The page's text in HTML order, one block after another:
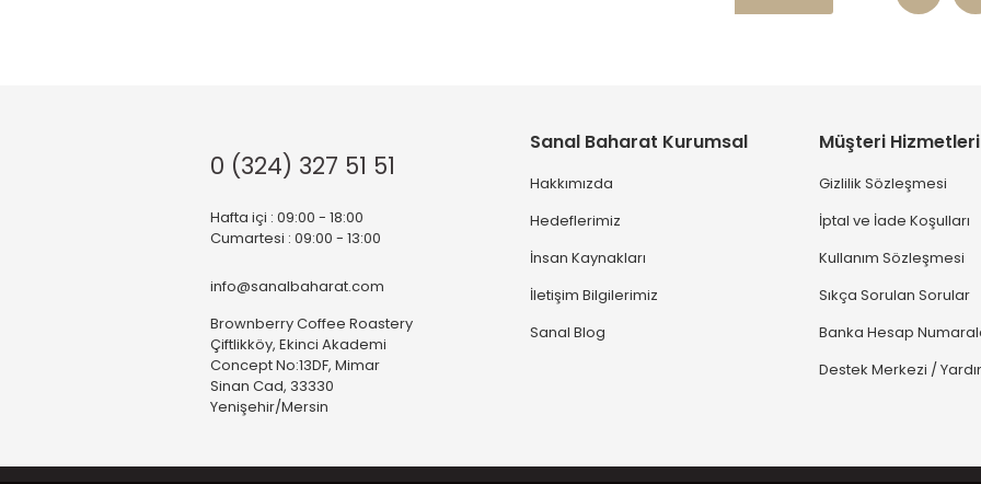
0 (324) 327 51 51
Hafta içi : 09:00 - 18:00
Cumartesi : 09:00 - 13:00
info@sanalbaharat.com
Brownberry Coffee Roastery
Çiftlikköy, Ekinci Akademi
Concept No:13DF, Mimar
Sinan Cad, 33330
Yenişehir/Mersin
Sanal Baharat Kurumsal
Hakkımızda
Hedeflerimiz
İnsan Kaynakları
İletişim Bilgilerimiz
Sanal Blog
Müşteri Hizmetleri
Gizlilik Sözleşmesi
İptal ve İade Koşulları
Kullanım Sözleşmesi
Sıkça Sorulan Sorular
Banka Hesap
Destek Merkezi /